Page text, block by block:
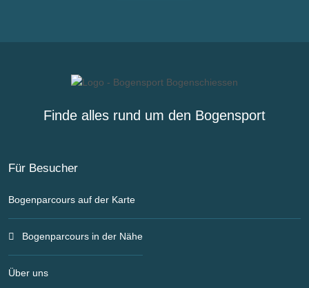
Finde alles rund um den Bogensport
Für Besucher
Bogenparcours auf der Karte
Bogenparcours in der Nähe
Über uns